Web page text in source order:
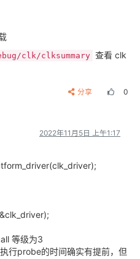
clk/clksummary 查看 clk
分享 0
2022年11月5日 上午1:17
等级为3
行probe的时间确实有提前，但